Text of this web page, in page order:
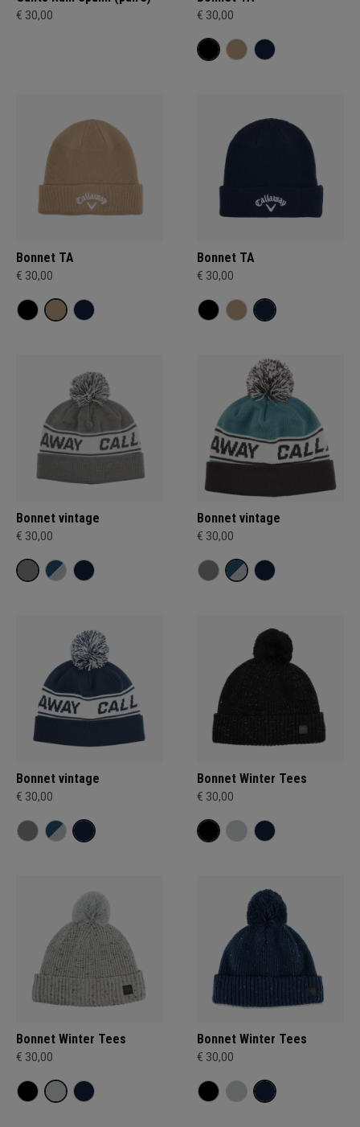
€ 30,00 € 30,00
Bonnet TA
€ 30,00
Bonnet TA
€ 30,00
Bonnet vintage
€ 30,00
Bonnet vintage
€ 30,00
Bonnet vintage
€ 30,00
Bonnet Winter Tees
€ 30,00
Bonnet Winter Tees
€ 30,00
Bonnet Winter Tees
€ 30,00